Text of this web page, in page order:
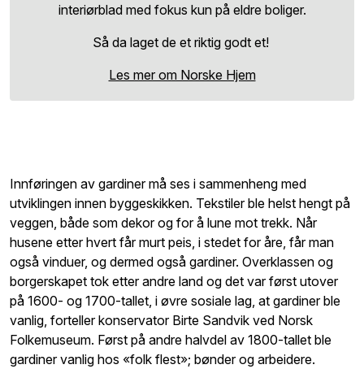
interiørblad med fokus kun på eldre boliger.
Så da laget de et riktig godt et!
Les mer om Norske Hjem
Innføringen av gardiner må ses i sammenheng med
utviklingen innen byggeskikken. Tekstiler ble helst hengt på
veggen, både som dekor og for å lune mot trekk. Når
husene etter hvert får murt peis, i stedet for åre, får man
også vinduer, og dermed også gardiner. Overklassen og
borgerskapet tok etter andre land og det var først utover
på 1600- og 1700-tallet, i øvre sosiale lag, at gardiner ble
vanlig, forteller konservator Birte Sandvik ved Norsk
Folkemuseum. Først på andre halvdel av 1800-tallet ble
gardiner vanlig hos «folk flest»; bønder og arbeidere.